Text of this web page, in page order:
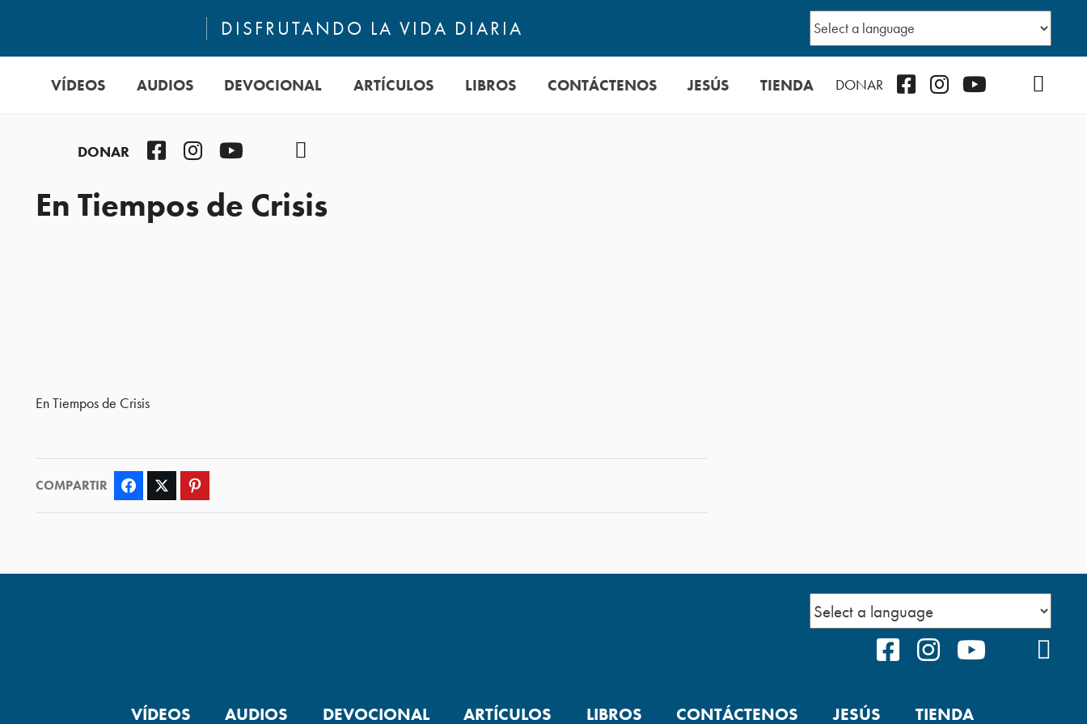
DISFRUTANDO LA VIDA DIARIA
VÍDEOS AUDIOS DEVOCIONAL ARTÍCULOS LIBROS CONTÁCTENOS JESÚS TIENDA DONAR FacebookInstagram
DONAR FacebookInstagram
En Tiempos de Crisis
En Tiempos de Crisis
COMPARTIR Facebook Twitter
FACEBOOK
INSTAGRAM
YOUTUBE
VÍDEOS AUDIOS DEVOCIONAL ARTÍCULOS LIBROS CONTÁCTENOS JESÚS TIENDA